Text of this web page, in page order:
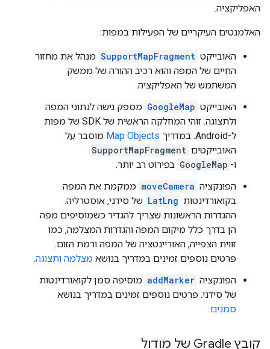
האפליקציה.
האלמנטים העיקריים של הפעילות במפות:
האובייקט SupportMapFragment מנהל את מחזור
החיים של המפה והוא רכיב ההורה של ממשק
המשתמש של האפליקציה.
האובייקט GoogleMap מספק גישה לנתוני המפה
ולתצוגה. זוהי המחלקה הראשית של SDK של מפות
ל-Android. במדריך
Map Objects מוסבר על
האובייקטים SupportMapFragment
ו- GoogleMap בפירוט רב יותר.
הפונקציה moveCamera ממקמת את המפה
בקואורדינטות LatLng של סידני, אוסטרליה.
ההגדרות הראשונות שצריך להגדיר כשמוסיפים מפה
הן בדרך כלל מיקום המפה והגדרות המצלמה, כמו
זווית הצפייה, האוריינטציה של המפה ורמת הזום.
פרטים נוספים זמינים במדריך בנושא מצלמה ותצוגה.
הפונקציה addMarker מוסיפה סמן לקואורדינטות
של סידני. פרטים נוספים זמינים במדריך בנושא
סמנים.
קובץ Gradle של מודול